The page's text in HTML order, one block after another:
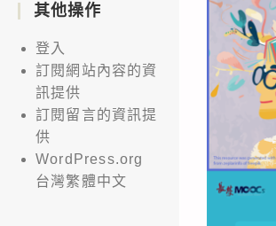
其他操作
登入
訂閱網站內容的資
訊提供
訂閱留言的資訊提
供
WordPress.org
台灣繁體中文